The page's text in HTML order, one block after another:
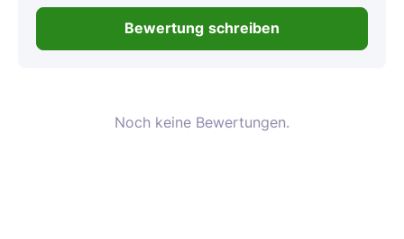
Bewertung schreiben
Noch keine Bewertungen.